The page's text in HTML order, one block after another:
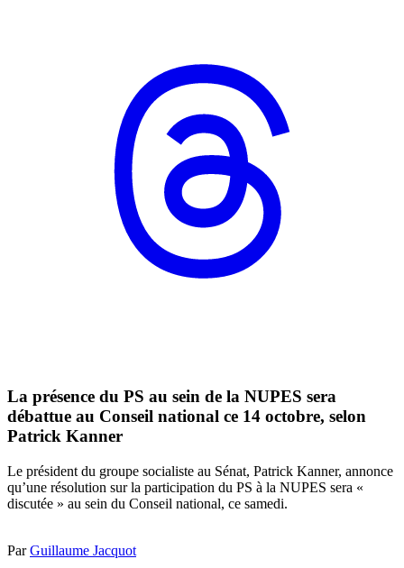
La présence du PS au sein de la NUPES sera
débattue au Conseil national ce 14 octobre, selon
Patrick Kanner
Le président du groupe socialiste au Sénat, Patrick Kanner, annonce
qu’une résolution sur la participation du PS à la NUPES sera «
discutée » au sein du Conseil national, ce samedi.
ParGuillaume Jacquot